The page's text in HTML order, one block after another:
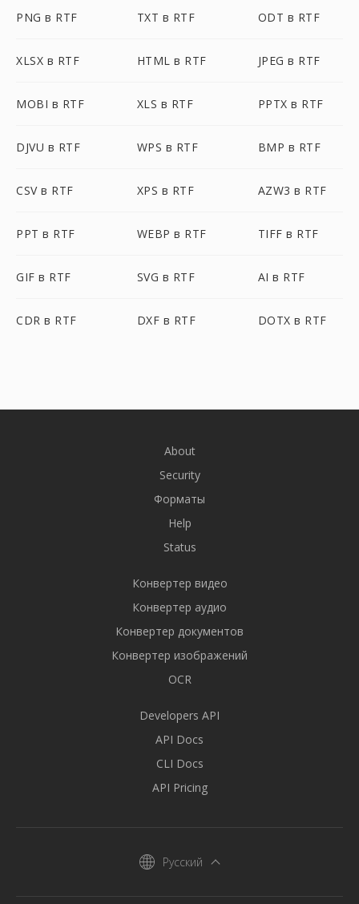
PNG в RTF TXT в RTF ODT в RTF
XLSX в RTF HTML в RTF JPEG в RTF
MOBI в RTF XLS в RTF PPTX в RTF
DJVU в RTF WPS в RTF BMP в RTF
CSV в RTF XPS в RTF AZW3 в RTF
PPT в RTF WEBP в RTF TIFF в RTF
GIF в RTF SVG в RTF AI в RTF
CDR в RTF DXF в RTF DOTX в RTF
About
Security
Форматы
Help
Status
Конвертер видео
Конвертер аудио
Конвертер документов
Конвертер изображений
OCR
Developers API
API Docs
CLI Docs
API Pricing
Русский